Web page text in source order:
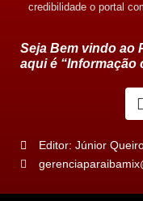
credibilidade o portal
Seja Bem vindo ao
aqui é “Informação
Editor: Júnior